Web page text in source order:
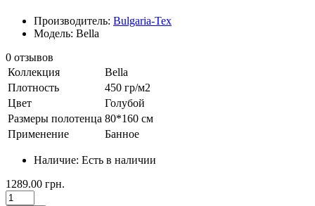
Производитель: Bulgaria-Tex
Модель: Bella
0 отзывов
Коллекция
Bella
Плотность
450 гр/м2
Цвет
Голубой
Размеры полотенца 80*160 см
Применение
Банное
Наличие: Есть в наличии
1289.00 грн.